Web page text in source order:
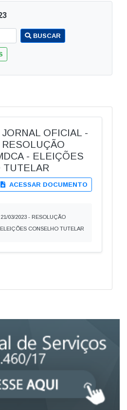
BUSCAR
OFICIAL -
- ELEIÇÕES
TUTELAR
ACESSAR DOCUMENTO
03/2023 - RESOLUÇÃO
CONSELHO TUTELAR